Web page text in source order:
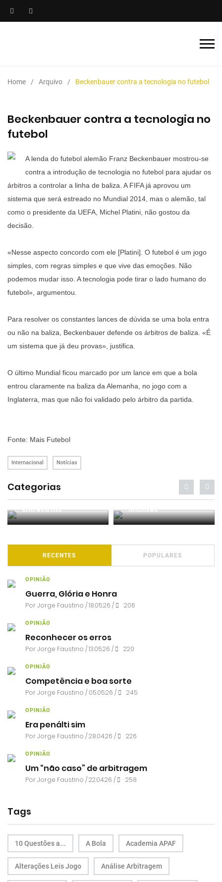
Home Arquivo Beckenbauer contra a tecnologia no futebol
Beckenbauer contra a tecnologia no
futebol
A lenda do futebol alemão Franz Beckenbauer mostrou-se
contra a introdução de tecnologia no futebol para ajudar os
árbitros a controlar a linha de baliza. A FIFA já aprovou um
sistema que será estreado no Mundial 2014, mas o alemão, tal
como o presidente da UEFA, Michel Platini, não gostou da
decisão.
«Nesse aspecto concordo com ele [Platini]. O futebol é um jogo
simples, com regras simples e que vive das emoções. Não
podemos mudar isso. A tecnologia pode tirar o lado humano do
futebol», argumentou.
Para resolver os constantes lances de dúvida se uma bola entra
ou não na baliza, Beckenbauer defende os árbitros de baliza. «É
um sistema que já deu provas», justifica.
O último Mundial ficou marcado por um lance em que a bola
entrou claramente na baliza da Alemanha, no jogo com a
Inglaterra, mas que não foi validado pelo árbitro da partida.
Fonte: Mais Futebol
Internacional Notícias
Categorias
Entrevistas Análises
RECENTES POPULARES
OPINIÃO
Guerra, Glória e Honra
PorJorge Faustino / 18.05.26 / 206
OPINIÃO
Reconhecer os erros
PorJorge Faustino / 13.05.26 / 220
OPINIÃO
Competência e boa sorte
PorJorge Faustino / 05.05.26 / 245
OPINIÃO
Era penálti sim
PorJorge Faustino / 28.04.26 / 226
OPINIÃO
Um “não caso” de arbitragem
PorJorge Faustino / 22.04.26 / 258
Tags
10 Questões a... A Bola Academia APAF
Alterações Leis Jogo Análise Arbitragem